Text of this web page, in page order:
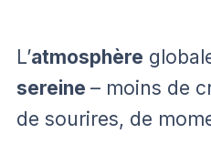
L’atmosphère
sereine – moins de
de sourires, de